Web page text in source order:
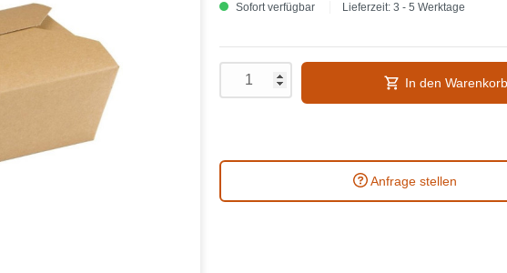
Sofort verfügbar Lieferzeit: 3 - 5 Werktage
In den Warenkorb
Anfrage stellen